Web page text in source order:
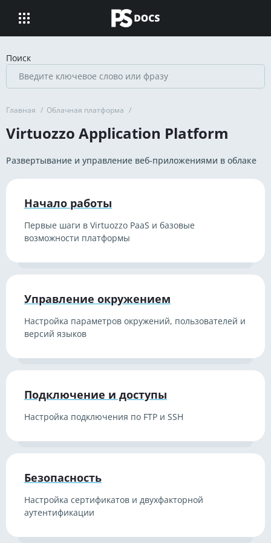
Поиск
Главная / Облачная платформа /
Virtuozzo Application Platform
Развертывание и управление веб-приложениями в облаке
Начало работы
Первые шаги в Virtuozzo PaaS и базовые
возможности платформы
Управление окружением
Настройка параметров окружений, пользователей и
версий языков
Подключение и доступы
Настройка подключения по FTP и SSH
Безопасность
Настройка сертификатов и двухфакторной
аутентификации